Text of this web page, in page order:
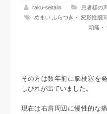
raku-seitaiin
患者様の
めまい ふらつき ・ 変形性股
頭痛 ・
その方は数年前に脳梗塞を
しびれが出ていました。
現在は右肩周辺に慢性的な